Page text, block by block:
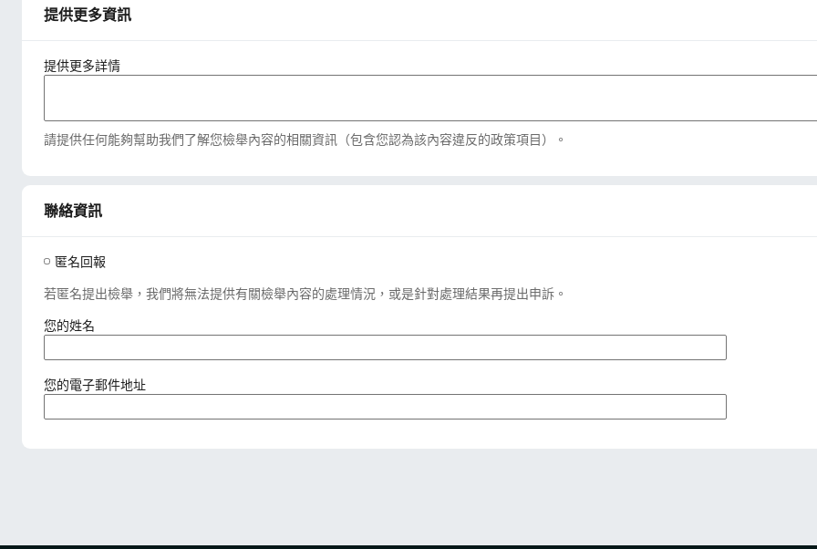
提供更多資訊
提供更多詳情
請提供任何能夠幫助我們了解您檢舉內容的相關資訊（包含您認為該內容違反的政策項目）。
聯絡資訊
匿名回報
若匿名提出檢舉，我們將無法提供有關檢舉內容的處理情況，或是針對處理結果再提出申訴。
您的姓名
填
）
您的電子郵件地址（
填